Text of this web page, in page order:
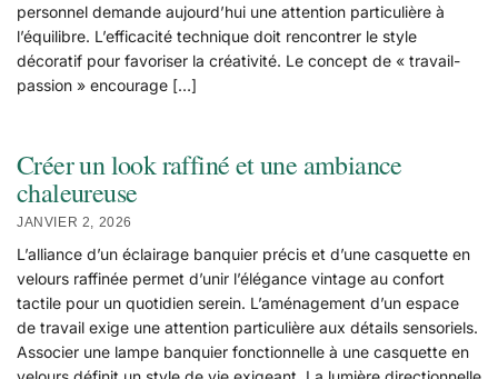
personnel demande aujourd’hui une attention particulière à
l’équilibre. L’efficacité technique doit rencontrer le style
décoratif pour favoriser la créativité. Le concept de « travail-
passion » encourage […]
Créer un look raffiné et une ambiance
chaleureuse
JANVIER 2, 2026
L’alliance d’un éclairage banquier précis et d’une casquette en
velours raffinée permet d’unir l’élégance vintage au confort
tactile pour un quotidien serein. L’aménagement d’un espace
de travail exige une attention particulière aux détails sensoriels.
Associer une lampe banquier fonctionnelle à une casquette en